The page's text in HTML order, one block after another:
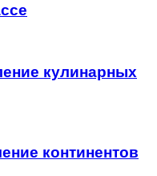
кулинарных
континентов